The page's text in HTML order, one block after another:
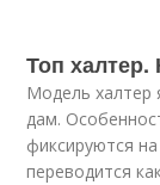
Топ халтер.
Модель халтер
дам.
фиксируются
переводится